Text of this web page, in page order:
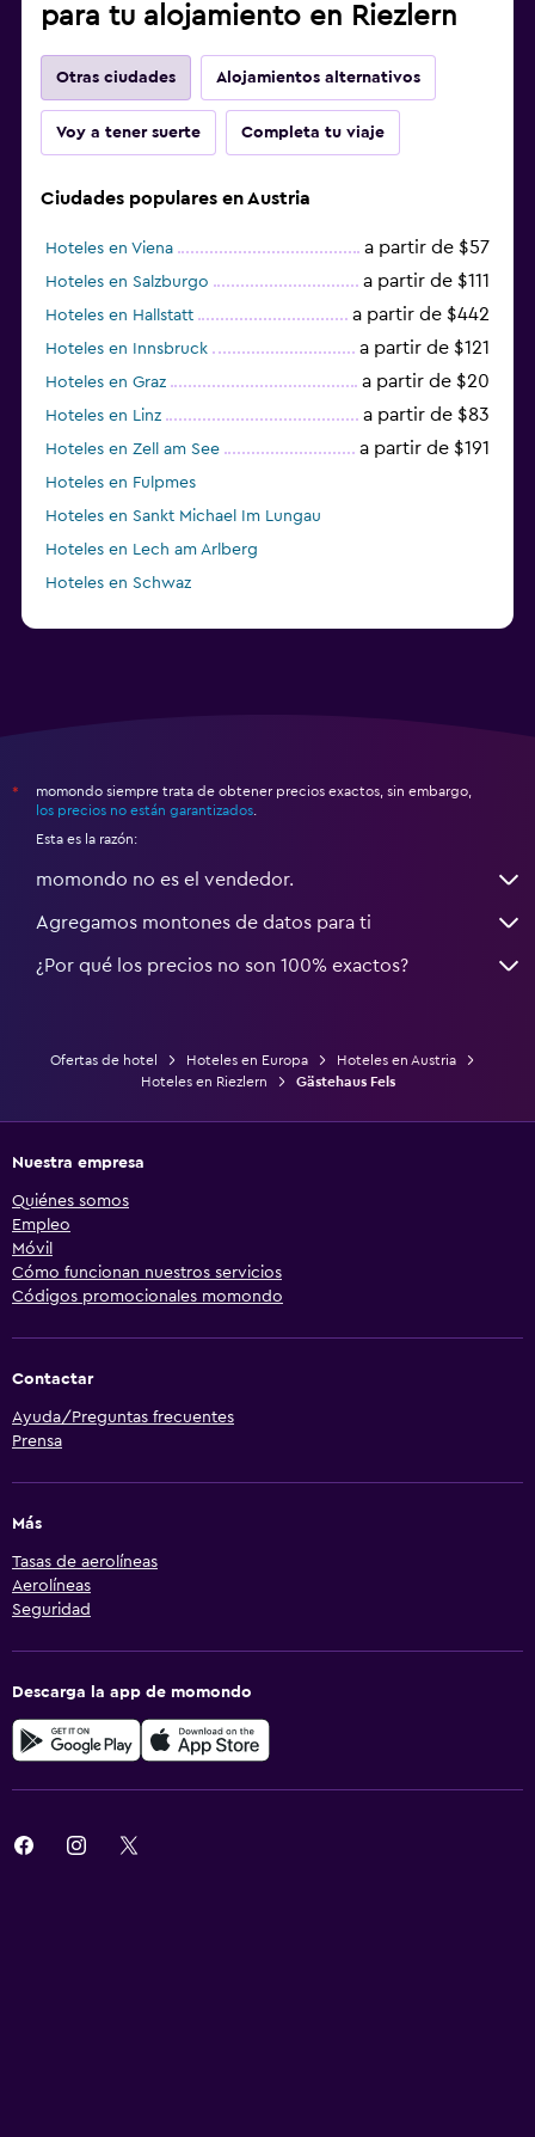
para tu alojamiento en Riezlern
Otras ciudades Alojamientos alternativos
Voy a tener suerte Completa tu viaje
Ciudades populares en Austria
Hoteles en Viena a partir de $57
Hoteles en Salzburgo a partir de $111
Hoteles en Hallstatt a partir de $442
Hoteles en Innsbruck a partir de $121
Hoteles en Graz a partir de $20
Hoteles en Linz a partir de $83
Hoteles en Zell am See a partir de $191
Hoteles en Fulpmes
Hoteles en Sankt Michael Im Lungau
Hoteles en Lech am Arlberg
Hoteles en Schwaz
*
momondo siempre trata de obtener precios exactos, sin embargo,
los precios no están garantizados
Esta es la razón:
momondo no es el vendedor.
Agregamos montones de datos para ti
¿Por qué los precios no son 100% exactos?
Ofertas de hotel Hoteles en Europa
Hoteles en Austria
Hoteles en Riezlern
Gästehaus Fels
Nuestra empresa
Quiénes somos
Empleo
Móvil
Cómo funcionan nuestros servicios
Códigos promocionales momondo
Contactar
Ayuda/Preguntas frecuentes
Prensa
Más
Tasas de aerolíneas
Aerolíneas
Seguridad
Descarga la app de momondo